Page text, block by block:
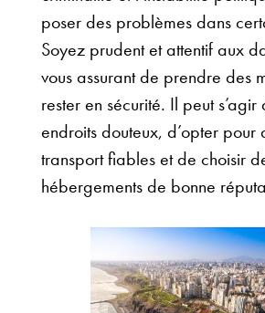
poser des problèmes dans
Soyez prudent et attentif aux
vous assurant de prendre des
rester en sécurité. Il peut s’agir
endroits douteux, d’opter pour
transport fiables et de choisir
hébergements de bonne